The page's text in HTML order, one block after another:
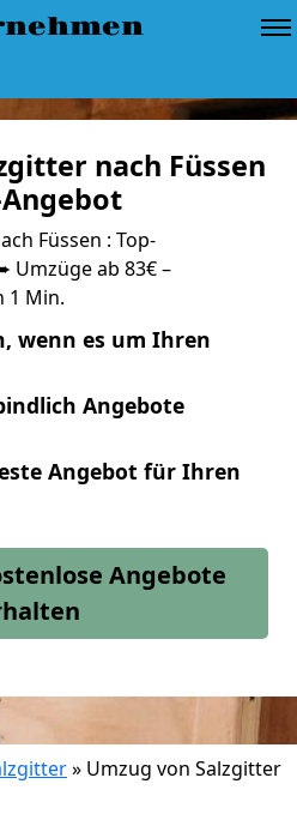
nach Füssen
Füssen : Top-
Umzüge ab 83€ –
1 Min.
wenn es um Ihren
Angebote
Angebot für Ihren
Angebote
» Umzug von Salzgitter